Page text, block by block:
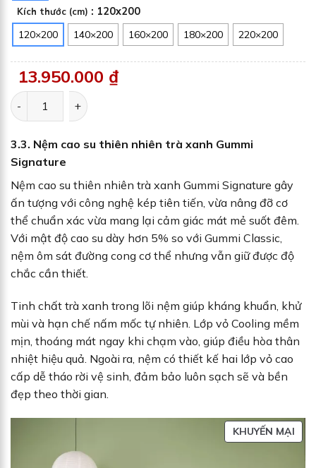
Kích thước (cm) : 120x200
120×200
140×200 160×200 180×200 220×200
13.950.000 ₫
Nệm cao su thiên nhiên than hoạt tính Gummi Premium số
3.3. Nệm cao su thiên nhiên trà xanh Gummi
Signature
Nệm cao su thiên nhiên trà xanh Gummi Signature gây
ấn tượng với công nghệ kép tiên tiến, vừa nâng đỡ cơ
thể chuẩn xác vừa mang lại cảm giác mát mẻ suốt đêm.
Với mật độ cao su dày hơn 5% so với Gummi Classic,
nệm ôm sát đường cong cơ thể nhưng vẫn giữ được độ
chắc cần thiết.
Tinh chất trà xanh trong lõi nệm giúp kháng khuẩn, khử
mùi và hạn chế nấm mốc tự nhiên. Lớp vỏ Cooling mềm
mịn, thoáng mát ngay khi chạm vào, giúp điều hòa thân
nhiệt hiệu quả. Ngoài ra, nệm có thiết kế hai lớp vỏ cao
cấp dễ tháo rời vệ sinh, đảm bảo luôn sạch sẽ và bền
đẹp theo thời gian.
KHUYẾN MẠIS
Ả